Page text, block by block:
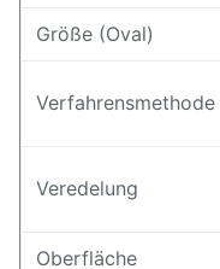
Größe (Oval)
Verfahrensmethode
Veredelung
Oberfläche